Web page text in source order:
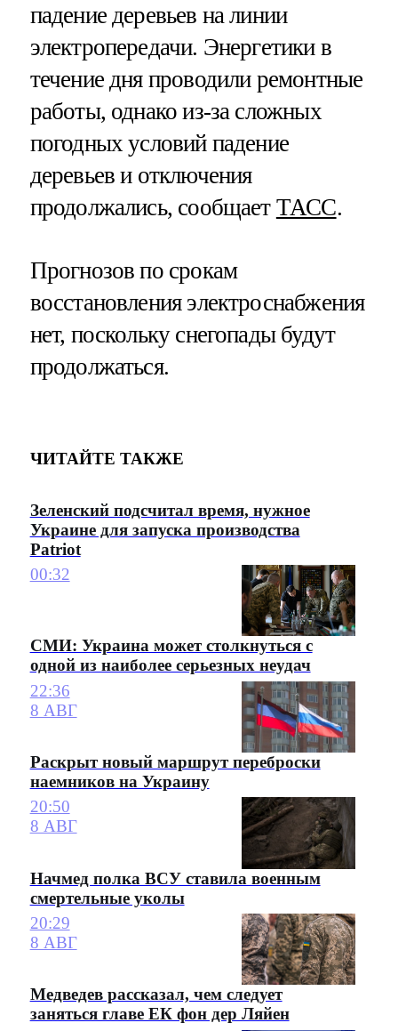
падение деревьев на линии
электропередачи. Энергетики в
течение дня проводили ремонтные
работы, однако из-за сложных
погодных условий падение
деревьев и отключения
продолжались, сообщает ТАСС.
Прогнозов по срокам
восстановления электроснабжения
нет, поскольку снегопады будут
продолжаться.
ЧИТАЙТЕ ТАКЖЕ
Зеленский подсчитал время, нужное
Украине для запуска производства
Patriot
00:32
СМИ: Украина может столкнуться с
одной из наиболее серьезных неудач
22:36
8 АВГ
Раскрыт новый маршрут переброски
наемников на Украину
20:50
8 АВГ
Начмед полка ВСУ ставила военным
смертельные уколы
20:29
8 АВГ
Медведев рассказал, чем следует
заняться главе ЕК фон дер Ляйен